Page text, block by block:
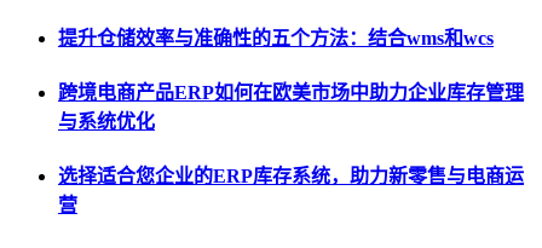
提升仓储效率与准确性的五个方法：结合wms和wcs
跨境电商产品ERP如何在欧美市场中助力企业库存管理
与系统优化
选择适合您企业的ERP库存系统，助力新零售与电商运
营